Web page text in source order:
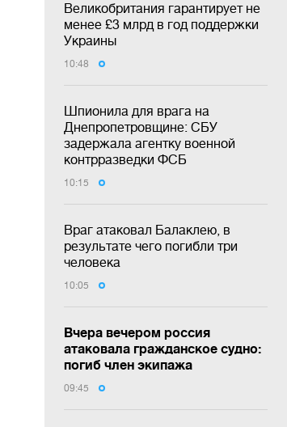
Великобритания гарантирует не
менее £3 млрд в год поддержки
Украины
10:48
Шпионила для врага на
Днепропетровщине: СБУ
задержала агентку военной
контрразведки ФСБ
10:15
Враг атаковал Балаклею, в
результате чего погибли три
человека
10:05
Вчера вечером россия
атаковала гражданское судно:
погиб член экипажа
09:45